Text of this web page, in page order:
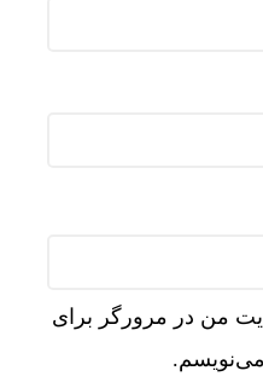
من در مرورگر برای
می‌نویسم.